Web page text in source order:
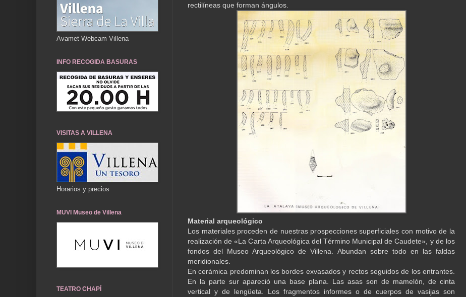
rectilíneas que forman ángulos.
Material arqueológico
Los materiales proceden de nuestras prospecciones superficiales con motivo de la
realización de «La Carta Arqueológica del Término Municipal de Caudete», y de los
fondos del Museo Arqueológico de Villena. Abundan sobre todo en las faldas
meridionales.
En cerámica predominan los bordes exvasados y rectos seguidos de los entrantes.
En la parte sur apareció una base plana. Las asas son de mamelón, de cinta
vertical y de lengüeta. Los fragmentos informes o de cuerpos de vasijas son
Avamet Webcam Villena
INFO RECOGIDA BASURAS
VISITAS A VILLENA
Horarios y precios
MUVI Museo de Villena
TEATRO CHAPÍ